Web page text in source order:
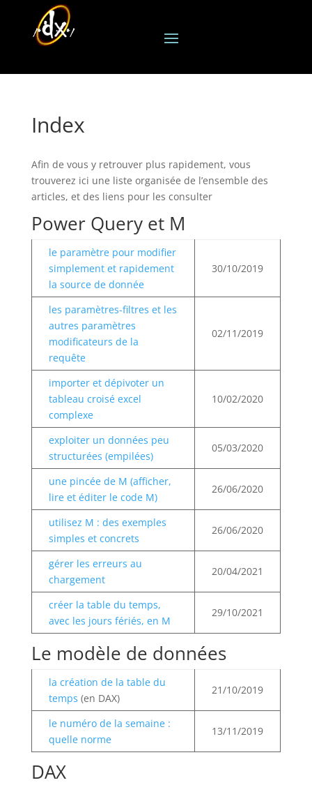
Index
Afin de vous y retrouver plus rapidement, vous
trouverez ici une liste organisée de l’ensemble des
articles, et des liens pour les consulter
Power Query et M
le paramètre pour modifier
simplement et rapidement
la source de donnée
30/10/2019
les paramètres-filtres et les
autres paramètres
modificateurs de la
requête
02/11/2019
importer et dépivoter un
tableau croisé excel
complexe
10/02/2020
exploiter un données peu
structurées (empilées)
05/03/2020
une pincée de M (afficher,
lire et éditer le code M)
26/06/2020
utilisez M : des exemples
simples et concrets
26/06/2020
gérer les erreurs au
chargement
20/04/2021
créer la table du temps,
avec les jours fériés, en M
29/10/2021
Le modèle de données
la création de la table du
temps (en DAX)
21/10/2019
le numéro de la semaine :
quelle norme
13/11/2019
DAX